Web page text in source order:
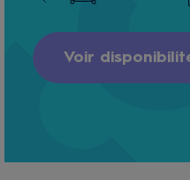
Voir